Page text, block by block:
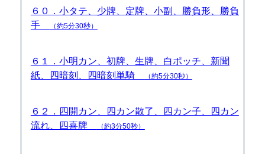
６０．小タテ、少牌、定牌、小副、勝負形、勝負
手
（約5分30秒）
６１．小明カン、初牌、生牌、白ポッチ、新聞
紙、四暗刻、四暗刻単騎
（約5分30秒）
６２．四開カン、四カン散了、四カン子、四カン
流れ、四喜牌
（約3分50秒）